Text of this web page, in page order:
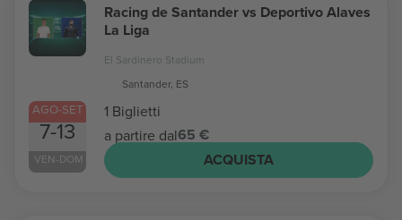
AGO-SET
7-13
VEN-DOM
Racing de Santander vs Deportivo Alaves
La Liga
El Sardinero Stadium
Santander, ES
1 Biglietti
a partire dal65 €
ACQUISTA